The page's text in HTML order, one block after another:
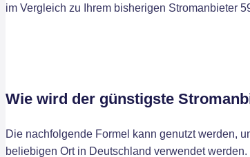
im Vergleich zu Ihrem bisherigen Stromanbieter
Wie wird der günstigste
Die nachfolgende Formel kann genutzt werden,
beliebigen Ort in Deutschland verwendet werden.